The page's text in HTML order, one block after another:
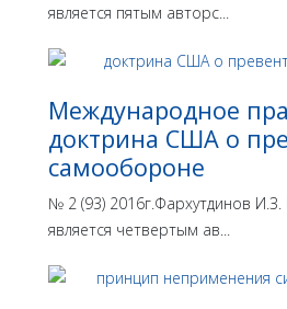
является пятым авторс...
Международное
доктрина США о
самообороне
№ 2 (93) 2016г.Фархутдинов И.З.
является четвертым ав...